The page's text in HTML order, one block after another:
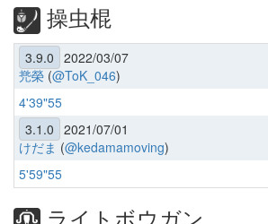
操虫棍
3.9.0 2022/03/07
兠榮(@ToK_046)
4'39"55
3.1.0 2021/07/01
けだま(@kedamamoving)
5'59"55
ライトボウガン